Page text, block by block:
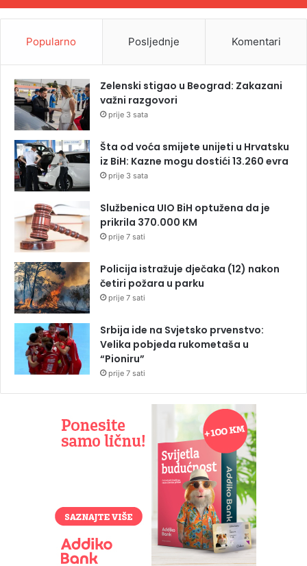
Popularno Posljednje Komentari
Zelenski stigao u Beograd: Zakazani
važni razgovori
prije 3 sata
Šta od voća smijete unijeti u Hrvatsku
iz BiH: Kazne mogu dostići 13.260 evra
prije 3 sata
Službenica UIO BiH optužena da je
prikrila 370.000 KM
prije 7 sati
Policija istražuje dječaka (12) nakon
četiri požara u parku
prije 7 sati
Srbija ide na Svjetsko prvenstvo:
Velika pobjeda rukometaša u
“Pioniru”
prije 7 sati